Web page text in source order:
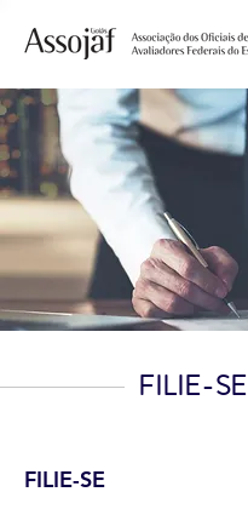
FILIE-SE
FILIE-SE